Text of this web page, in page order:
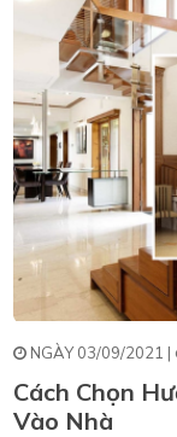
NGÀY 03/09/2021 |
Cách Chọn
Vào Nhà